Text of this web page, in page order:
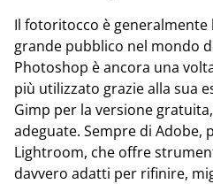
Il fotoritocco è
grande pubblico nel mondo
Photoshop è ancora una
più utilizzato grazie alla sua
Gimp per la versione
adeguate. Sempre di Adobe,
Lightroom, che offre
davvero adatti per rifinire,